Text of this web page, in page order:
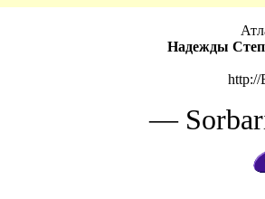
Надежды
http://
—